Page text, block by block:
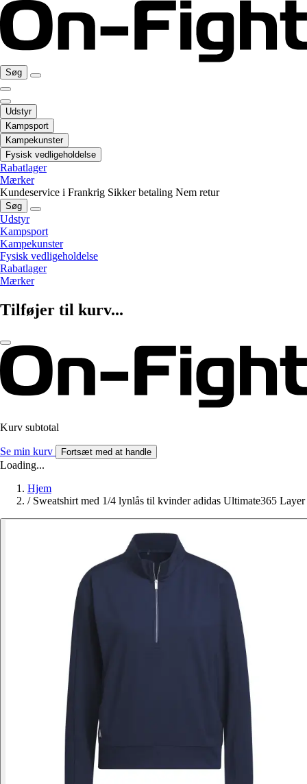
Søg
Udstyr
Kampsport
Kampekunster
Fysisk vedligeholdelse
Rabatlager
Mærker
Kundeservice i Frankrig Sikker betaling Nem retur
Søg
Udstyr
Kampsport
Kampekunster
Fysisk vedligeholdelse
Rabatlager
Mærker
Tilføjer til kurv...
Kurv subtotal
Se min kurv Fortsæt med at handle
Loading...
Hjem
/ Sweatshirt med 1/4 lynlås til kvinder adidas Ultimate365 Layer